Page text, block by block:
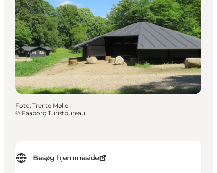
Besøg hjemmeside
Foto: Trente Mølle
© Faaborg Turistbureau